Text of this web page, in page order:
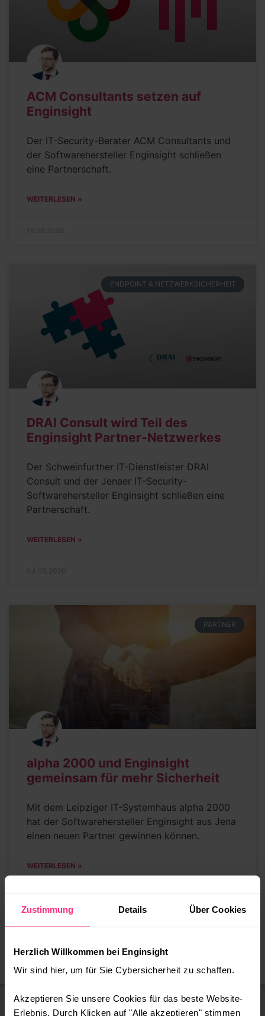
Zustimmung Details Über Cookies
Herzlich Willkommen bei Enginsight
Wir sind hier, um für Sie Cybersicherheit zu schaffen.
Akzeptieren Sie unsere Cookies für das beste Website-
Erlebnis. Durch Klicken auf "Alle akzeptieren" stimmen
ACM Consultants setzen auf
Enginsight
Der IT-Security-Berater ACM Consultants und
der Softwarehersteller Enginsight schließen
eine Partnerschaft.
WEITERLESEN »
ENDPOINT & NETZWERKSICHERHEIT
DRAI Consult wird Teil des
Enginsight Partner-Netzwerkes
Der Schweinfurther IT-Dienstleister DRAI
Consult und der Jenaer IT-Security-
Softwarehersteller Enginsight schließen eine
Partnerschaft.
WEITERLESEN »
PARTNER
alpha 2000 und Enginsight
gemeinsam für mehr Sicherheit
Mit dem Leipziger IT-Systemhaus alpha 2000
hat der Softwarehersteller Enginsight aus Jena
einen neuen Partner gewinnen können.
WEITERLESEN »
1 2 3